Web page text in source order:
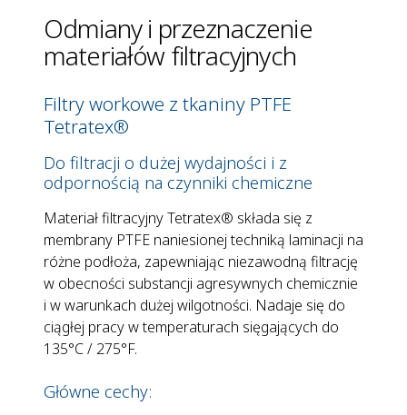
Odmiany i przeznaczenie
materiałów filtracyjnych
Filtry workowe z tkaniny PTFE
Tetratex®
Do filtracji o dużej wydajności i z
odpornością na czynniki chemiczne
Materiał filtracyjny Tetratex® składa się z
membrany PTFE naniesionej techniką laminacji na
różne podłoża, zapewniając niezawodną filtrację
w obecności substancji agresywnych chemicznie
i w warunkach dużej wilgotności. Nadaje się do
ciągłej pracy w temperaturach sięgających do
135°C / 275°F.
Główne cechy: